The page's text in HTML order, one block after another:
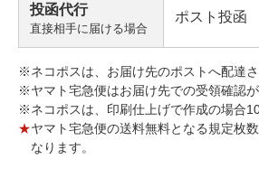
投函代行
直接相手に届ける場合
ポスト投函
※ネコポスは、お届け先のポストへ配達さ
※ヤマト宅急便はお届け先での受領確認
※ネコポスは、印刷仕上げで作成の場合
★ヤマト宅急便の送料無料となる規定枚
なります。